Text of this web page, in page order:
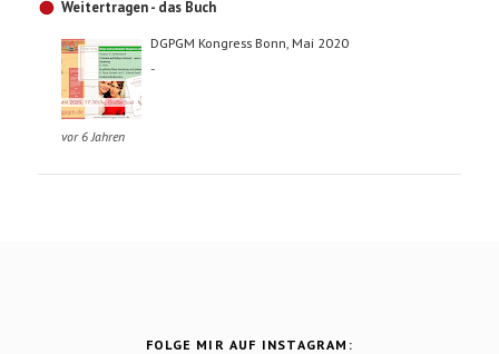
Weitertragen - das Buch
DGPGM Kongress Bonn, Mai 2020
-
vor 6 Jahren
FOLGE MIR AUF INSTAGRAM: